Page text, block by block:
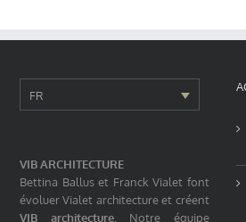
FR
VIB ARCHITECTURE
Bettina Ballus et Franck Vialet font
évoluer Vialet architecture et créent
VIB architecture. Notre équipe